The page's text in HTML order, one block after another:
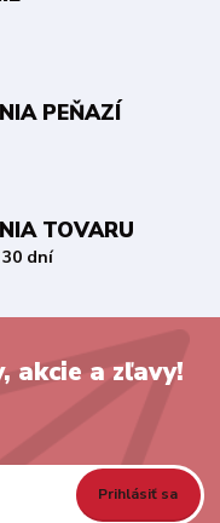
PEŇAZÍ
TOVARU
dní
akcie a zľavy!
Prihlásiť sa